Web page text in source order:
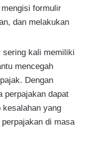
formulir
dan melakukan
sering kali memiliki
mencegah
Dengan
perpajakan dapat
yang
di masa